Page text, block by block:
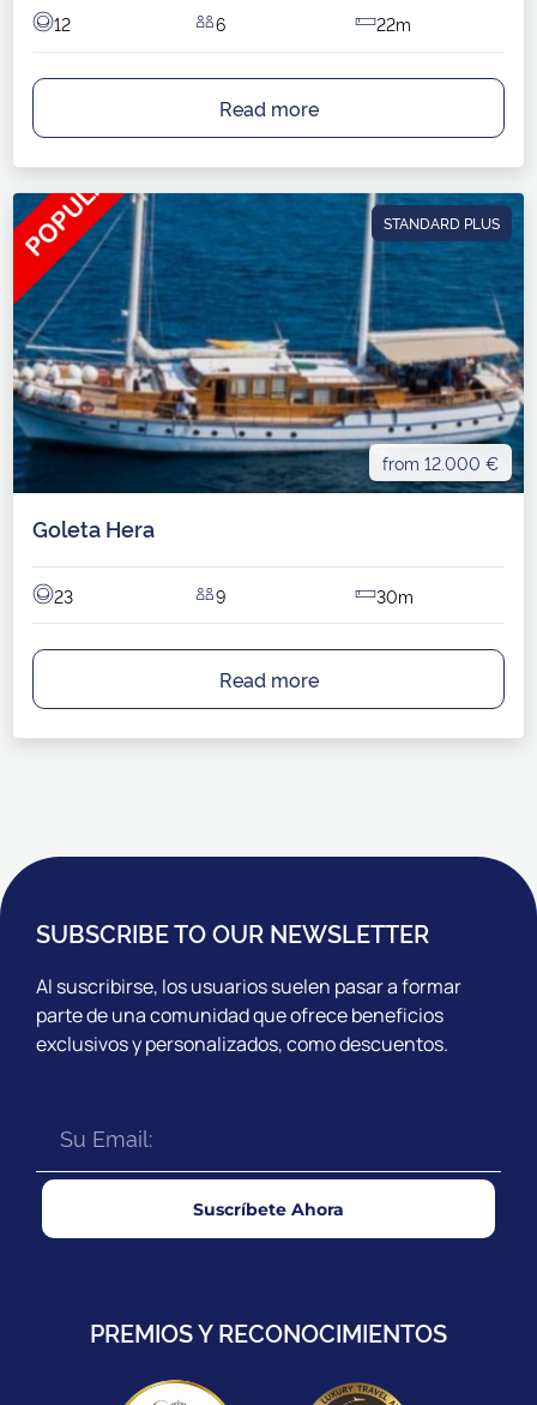
12 6 22m
Read more
STANDARD PLUS
from 12.000 €
Goleta Hera
23 9 30m
Read more
SUBSCRIBE TO OUR NEWSLETTER
Al suscribirse, los usuarios suelen pasar a formar
parte de una comunidad que ofrece beneficios
exclusivos y personalizados, como descuentos.
Suscríbete Ahora
PREMIOS Y RECONOCIMIENTOS